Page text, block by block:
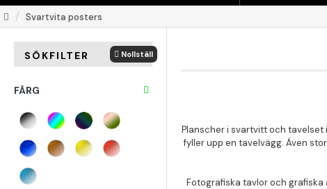
Svartvita posters
SÖKFILTER Nollställ
FÄRG
Planscher i svartvitt och tavelset
fyller upp en tavelvägg. Även
Fotografiska tavlor och